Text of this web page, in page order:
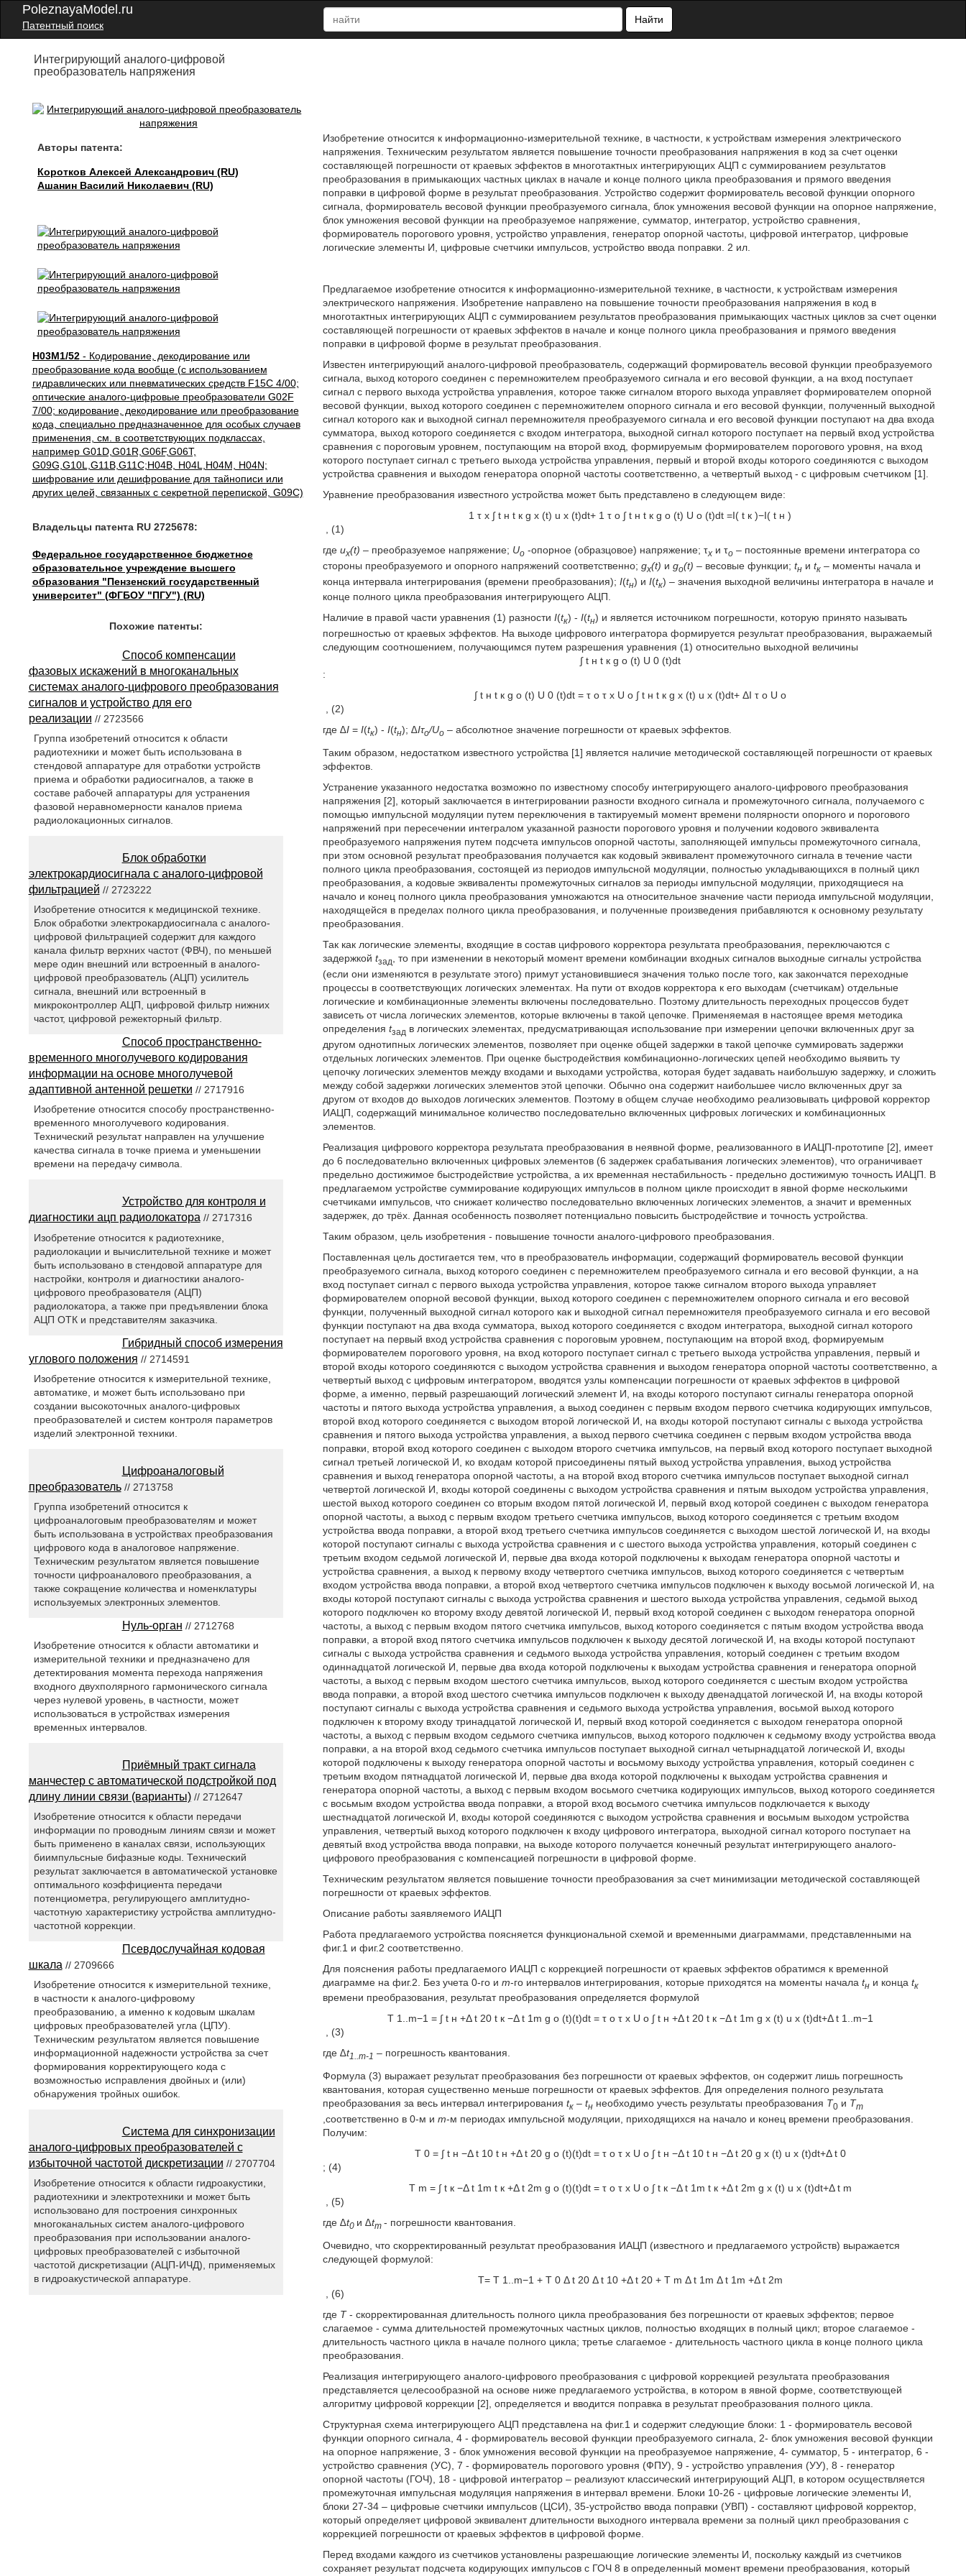
PoleznayaModel.ru
Патентный поиск
Найти
Интегрирующий аналого-цифровой
преобразователь напряжения
Авторы патента:
Коротков Алексей Александрович (RU)
Ашанин Василий Николаевич (RU)
H03M1/52- Кодирование, декодирование или
преобразование кода вообще (с использованием
гидравлических или пневматических средств F15C 4/00;
оптические аналого-цифровые преобразователи G02F
7/00; кодирование, декодирование или преобразование
кода, специально предназначенное для особых случаев
применения, см. в соответствующих подклассах,
например G01D,G01R,G06F,G06T,
G09G,G10L,G11B,G11C;H04B, H04L,H04M, H04N;
шифрование или дешифрование для тайнописи или
других целей, связанных с секретной перепиской, G09C)
Владельцы патента RU 2725678:
Федеральное государственное бюджетное
образовательное учреждение высшего
образования "Пензенский государственный
университет" (ФГБОУ "ПГУ") (RU)
Изобретение относится к информационно-измерительной технике, в частности, к устройствам измерения электрического
напряжения. Техническим результатом является повышение точности преобразования напряжения в код за счет оценки
составляющей погрешности от краевых эффектов в многотактных интегрирующих АЦП с суммированием результатов
преобразования в примыкающих частных циклах в начале и конце полного цикла преобразования и прямого введения
поправки в цифровой форме в результат преобразования. Устройство содержит формирователь весовой функции опорного
сигнала, формирователь весовой функции преобразуемого сигнала, блок умножения весовой функции на опорное напряжение,
блок умножения весовой функции на преобразуемое напряжение, сумматор, интегратор, устройство сравнения,
формирователь порогового уровня, устройство управления, генератор опорной частоты, цифровой интегратор, цифровые
логические элементы И, цифровые счетчики импульсов, устройство ввода поправки. 2 ил.
Предлагаемое изобретение относится к информационно-измерительной технике, в частности, к устройствам измерения
электрического напряжения. Изобретение направлено на повышение точности преобразования напряжения в код в
многотактных интегрирующих АЦП с суммированием результатов преобразования примыкающих частных циклов за счет оценки
составляющей погрешности от краевых эффектов в начале и конце полного цикла преобразования и прямого введения
поправки в цифровой форме в результат преобразования.
Известен интегрирующий аналого-цифровой преобразователь, содержащий формирователь весовой функции преобразуемого
сигнала, выход которого соединен с перемножителем преобразуемого сигнала и его весовой функции, а на вход поступает
сигнал с первого выхода устройства управления, которое также сигналом второго выхода управляет формирователем опорной
весовой функции, выход которого соединен с перемножителем опорного сигнала и его весовой функции, полученный выходной
сигнал которого как и выходной сигнал перемножителя преобразуемого сигнала и его весовой функции поступают на два входа
сумматора, выход которого соединяется с входом интегратора, выходной сигнал которого поступает на первый вход устройства
сравнения с пороговым уровнем, поступающим на второй вход, формируемым формирователем порогового уровня, на вход
которого поступает сигнал с третьего выхода устройства управления, первый и второй входы которого соединяются с выходом
устройства сравнения и выходом генератора опорной частоты соответственно, а четвертый выход - с цифровым счетчиком [1].
Уравнение преобразования известного устройства может быть представлено в следующем виде:
1 τ x ∫ t н t к g x (t) u x (t)dt+ 1 τ o ∫ t н t к g o (t) U o (t)dt =I( t к )−I( t н )
, (1)
гдеux(t)– преобразуемое напряжение; Uo -опорное (образцовое) напряжение; τx и τо – постоянные времени интегратора со
стороны преобразуемого и опорного напряжений соответственно; gx(t) иgo(t) – весовые функции;tн иtк – моменты начала и
конца интервала интегрирования (времени преобразования);I(tн) иI(tк) – значения выходной величины интегратора в начале и
конце полного цикла преобразования интегрирующего АЦП.
Наличие в правой части уравнения (1) разностиI(tк) - I(tн) и является источником погрешности, которую принято называть
погрешностью от краевых эффектов. На выходе цифрового интегратора формируется результат преобразования, выражаемый
следующим соотношением, получающимся путем разрешения уравнения (1) относительно выходной величины
∫ t н t к g o (t) U 0 (t)dt
:
∫ t н t к g o (t) U 0 (t)dt = τ o τ x U o ∫ t н t к g x (t) u x (t)dt+ ΔI τ o U o
, (2)
где∆I = I(tк) - I(tн);∆Iτo/Uo – абсолютное значение погрешности от краевых эффектов.
Таким образом, недостатком известного устройства [1] является наличие методической составляющей погрешности от краевых
эффектов.
Устранение указанного недостатка возможно по известному способу интегрирующего аналого-цифрового преобразования
напряжения [2], который заключается в интегрировании разности входного сигнала и промежуточного сигнала, получаемого с
помощью импульсной модуляции путем переключения в тактируемый момент времени полярности опорного и порогового
напряжений при пересечении интегралом указанной разности порогового уровня и получении кодового эквивалента
преобразуемого напряжения путем подсчета импульсов опорной частоты, заполняющей импульсы промежуточного сигнала,
при этом основной результат преобразования получается как кодовый эквивалент промежуточного сигнала в течение части
полного цикла преобразования, состоящей из периодов импульсной модуляции, полностью укладывающихся в полный цикл
преобразования, а кодовые эквиваленты промежуточных сигналов за периоды импульсной модуляции, приходящиеся на
начало и конец полного цикла преобразования умножаются на относительное значение части периода импульсной модуляции,
находящейся в пределах полного цикла преобразования, и полученные произведения прибавляются к основному результату
преобразования.
Так как логические элементы, входящие в состав цифрового корректора результата преобразования, переключаются с
задержкойtзад
, то при изменении в некоторый момент времени комбинации входных сигналов выходные сигналы устройства
(если они изменяются в результате этого) примут установившиеся значения только после того, как закончатся переходные
процессы в соответствующих логических элементах. На пути от входов корректора к его выходам (счетчикам) отдельные
логические и комбинационные элементы включены последовательно. Поэтому длительность переходных процессов будет
зависеть от числа логических элементов, которые включены в такой цепочке. Применяемая в настоящее время методика
определенияtзад в логических элементах, предусматривающая использование при измерении цепочки включенных друг за
другом однотипных логических элементов, позволяет при оценке общей задержки в такой цепочке суммировать задержки
отдельных логических элементов. При оценке быстродействия комбинационно-логических цепей необходимо выявить ту
цепочку логических элементов между входами и выходами устройства, которая будет задавать наибольшую задержку, и сложить
между собой задержки логических элементов этой цепочки. Обычно она содержит наибольшее число включенных друг за
другом от входов до выходов логических элементов. Поэтому в общем случае необходимо реализовывать цифровой корректор
ИАЦП, содержащий минимальное количество последовательно включенных цифровых логических и комбинационных
элементов.
Реализация цифрового корректора результата преобразования в неявной форме, реализованного в ИАЦП-прототипе [2], имеет
до 6 последовательно включенных цифровых элементов (6 задержек срабатывания логических элементов), что ограничивает
предельно достижимое быстродействие устройства, а их временная нестабильность - предельно достижимую точность ИАЦП. В
предлагаемом устройстве суммирование кодирующих импульсов в полном цикле происходит в явной форме несколькими
счетчиками импульсов, что снижает количество последовательно включенных логических элементов, а значит и временных
задержек, до трёх. Данная особенность позволяет потенциально повысить быстродействие и точность устройства.
Таким образом, цель изобретения - повышение точности аналого-цифрового преобразования.
Поставленная цель достигается тем, что в преобразователь информации, содержащий формирователь весовой функции
преобразуемого сигнала, выход которого соединен с перемножителем преобразуемого сигнала и его весовой функции, а на
вход поступает сигнал с первого выхода устройства управления, которое также сигналом второго выхода управляет
формирователем опорной весовой функции, выход которого соединен с перемножителем опорного сигнала и его весовой
функции, полученный выходной сигнал которого как и выходной сигнал перемножителя преобразуемого сигнала и его весовой
функции поступают на два входа сумматора, выход которого соединяется с входом интегратора, выходной сигнал которого
поступает на первый вход устройства сравнения с пороговым уровнем, поступающим на второй вход, формируемым
формирователем порогового уровня, на вход которого поступает сигнал с третьего выхода устройства управления, первый и
второй входы которого соединяются с выходом устройства сравнения и выходом генератора опорной частоты соответственно, а
четвертый выход с цифровым интегратором, вводятся узлы компенсации погрешности от краевых эффектов в цифровой
форме, а именно, первый разрешающий логический элемент И, на входы которого поступают сигналы генератора опорной
частоты и пятого выхода устройства управления, а выход соединен с первым входом первого счетчика кодирующих импульсов,
второй вход которого соединяется с выходом второй логической И, на входы которой поступают сигналы с выхода устройства
сравнения и пятого выхода устройства управления, а выход первого счетчика соединен с первым входом устройства ввода
поправки, второй вход которого соединен с выходом второго счетчика импульсов, на первый вход которого поступает выходной
сигнал третьей логической И, ко входам которой присоединены пятый выход устройства управления, выход устройства
сравнения и выход генератора опорной частоты, а на второй вход второго счетчика импульсов поступает выходной сигнал
четвертой логической И, входы которой соединены с выходом устройства сравнения и пятым выходом устройства управления,
шестой выход которого соединен со вторым входом пятой логической И, первый вход которой соединен с выходом генератора
опорной частоты, а выход с первым входом третьего счетчика импульсов, выход которого соединяется с третьим входом
устройства ввода поправки, а второй вход третьего счетчика импульсов соединяется с выходом шестой логической И, на входы
которой поступают сигналы с выхода устройства сравнения и с шестого выхода устройства управления, который соединен с
третьим входом седьмой логической И, первые два входа которой подключены к выходам генератора опорной частоты и
устройства сравнения, а выход к первому входу четвертого счетчика импульсов, выход которого соединяется с четвертым
входом устройства ввода поправки, а второй вход четвертого счетчика импульсов подключен к выходу восьмой логической И, на
входы которой поступают сигналы с выхода устройства сравнения и шестого выхода устройства управления, седьмой выход
которого подключен ко второму входу девятой логической И, первый вход которой соединен с выходом генератора опорной
частоты, а выход с первым входом пятого счетчика импульсов, выход которого соединяется с пятым входом устройства ввода
поправки, а второй вход пятого счетчика импульсов подключен к выходу десятой логической И, на входы которой поступают
сигналы с выхода устройства сравнения и седьмого выхода устройства управления, который соединен с третьим входом
одиннадцатой логической И, первые два входа которой подключены к выходам устройства сравнения и генератора опорной
частоты, а выход с первым входом шестого счетчика импульсов, выход которого соединяется с шестым входом устройства
ввода поправки, а второй вход шестого счетчика импульсов подключен к выходу двенадцатой логической И, на входы которой
поступают сигналы с выхода устройства сравнения и седьмого выхода устройства управления, восьмой выход которого
подключен к второму входу тринадцатой логической И, первый вход которой соединяется с выходом генератора опорной
частоты, а выход с первым входом седьмого счетчика импульсов, выход которого подключен к седьмому входу устройства ввода
поправки, а на второй вход седьмого счетчика импульсов поступает выходной сигнал четырнадцатой логической И, входы
которой подключены к выходу генератора опорной частоты и восьмому выходу устройства управления, который соединен с
третьим входом пятнадцатой логической И, первые два входа которой подключены к выходам устройства сравнения и
генератора опорной частоты, а выход с первым входом восьмого счетчика кодирующих импульсов, выход которого соединяется
с восьмым входом устройства ввода поправки, а второй вход восьмого счетчика импульсов подключается к выходу
шестнадцатой логической И, входы которой соединяются с выходом устройства сравнения и восьмым выходом устройства
управления, четвертый выход которого подключен к входу цифрового интегратора, выходной сигнал которого поступает на
девятый вход устройства ввода поправки, на выходе которого получается конечный результат интегрирующего аналого-
цифрового преобразования с компенсацией погрешности в цифровой форме.
Техническим результатом является повышение точности преобразования за счет минимизации методической составляющей
погрешности от краевых эффектов.
Описание работы заявляемого ИАЦП
Работа предлагаемого устройства поясняется функциональной схемой и временными диаграммами, представленными на
фиг.1 и фиг.2 соответственно.
Для пояснения работы предлагаемого ИАЦП с коррекцией погрешности от краевых эффектов обратимся к временной
диаграмме на фиг.2. Без учета 0-го иm-го интервалов интегрирования, которые приходятся на моменты началаtн и концаtк
времени преобразования, результат преобразования определяется формулой
T 1..m−1 = ∫ t н +Δ t 20 t к −Δ t 1m g o (t)(t)dt = τ o τ x U o ∫ t н +Δ t 20 t к −Δ t 1m g x (t) u x (t)dt+Δ t 1..m−1
, (3)
где∆t1..m-1 – погрешность квантования.
Формула (3) выражает результат преобразования без погрешности от краевых эффектов, он содержит лишь погрешность
квантования, которая существенно меньше погрешности от краевых эффектов. Для определения полного результата
преобразования за весь интервал интегрированияtк – tн необходимо учесть результаты преобразования T0 и Tm
,соответственно в 0-м иm-м периодах импульсной модуляции, приходящихся на начало и конец времени преобразования.
Получим:
T 0 = ∫ t н −Δ t 10 t н +Δ t 20 g o (t)(t)dt = τ o τ x U o ∫ t н −Δ t 10 t н −Δ t 20 g x (t) u x (t)dt+Δ t 0
; (4)
T m = ∫ t к −Δ t 1 m t к +Δ t 2m g o (t)(t)dt = τ o τ x U o ∫ t к −Δ t 1 m t к +Δ t 2m g x (t) u x (t)dt+Δ t m
, (5)
где∆t0 и∆tm - погрешности квантования.
Очевидно, что скорректированный результат преобразования ИАЦП (известного и предлагаемого устройств) выражается
следующей формулой:
T= T 1.. m−1 + T 0 Δ t 20 Δ t 10 +Δ t 20 + T m Δ t 1 m Δ t 1 m +Δ t 2m
, (6)
где T- скорректированная длительность полного цикла преобразования без погрешности от краевых эффектов; первое
слагаемое - сумма длительностей промежуточных частных циклов, полностью входящих в полный цикл; второе слагаемое -
длительность частного цикла в начале полного цикла; третье слагаемое - длительность частного цикла в конце полного цикла
преобразования.
Реализация интегрирующего аналого-цифрового преобразования с цифровой коррекцией результата преобразования
представляется целесообразной на основе ниже предлагаемого устройства, в котором в явной форме, соответствующей
алгоритму цифровой коррекции [2], определяется и вводится поправка в результат преобразования полного цикла.
Структурная схема интегрирующего АЦП представлена на фиг.1 и содержит следующие блоки: 1 - формирователь весовой
функции опорного сигнала, 4 - формирователь весовой функции преобразуемого сигнала, 2- блок умножения весовой функции
на опорное напряжение, 3 - блок умножения весовой функции на преобразуемое напряжение, 4- сумматор, 5 - интегратор, 6 -
устройство сравнения (УС), 7 - формирователь порогового уровня (ФПУ), 9 - устройство управления (УУ), 8 - генератор
опорной частоты (ГОЧ), 18 - цифровой интегратор – реализуют классический интегрирующий АЦП, в котором осуществляется
промежуточная импульсная модуляция напряжения в интервал времени. Блоки 10-26 - цифровые логические элементы И,
блоки 27-34 – цифровые счетчики импульсов (ЦСИ), 35-устройство ввода поправки (УВП) - составляют цифровой корректор,
который определяет цифровой эквивалент длительности выходного интервала времени за полный цикл преобразования с
коррекцией погрешности от краевых эффектов в цифровой форме.
Перед входами каждого из счетчиков установлены разрешающие логические элементы И, поскольку каждый из счетчиков
сохраняет результат подсчета кодирующих импульсов с ГОЧ 8 в определенный момент времени преобразования, который
Похожие патенты:
Способ компенсации
фазовых искажений в многоканальных
системах аналого-цифрового преобразования
сигналов и устройство для его
реализации // 2723566
Группа изобретений относится к области
радиотехники и может быть использована в
стендовой аппаратуре для отработки устройств
приема и обработки радиосигналов, а также в
составе рабочей аппаратуры для устранения
фазовой неравномерности каналов приема
радиолокационных сигналов.
Блок обработки
электрокардиосигнала с аналого-цифровой
фильтрацией // 2723222
Изобретение относится к медицинской технике.
Блок обработки электрокардиосигнала с аналого-
цифровой фильтрацией содержит для каждого
канала фильтр верхних частот (ФВЧ), по меньшей
мере один внешний или встроенный в аналого-
цифровой преобразователь (АЦП) усилитель
сигнала, внешний или встроенный в
микроконтроллер АЦП, цифровой фильтр нижних
частот, цифровой режекторный фильтр.
Способ пространственно-
временного многолучевого кодирования
информации на основе многолучевой
адаптивной антенной решетки // 2717916
Изобретение относится способу пространственно-
временного многолучевого кодирования.
Технический результат направлен на улучшение
качества сигнала в точке приема и уменьшении
времени на передачу символа.
Устройство для контроля и
диагностики ацп радиолокатора// 2717316
Изобретение относится к радиотехнике,
радиолокации и вычислительной технике и может
быть использовано в стендовой аппаратуре для
настройки, контроля и диагностики аналого-
цифрового преобразователя (АЦП)
радиолокатора, а также при предъявлении блока
АЦП ОТК и представителям заказчика.
Гибридный способ измерения
углового положения // 2714591
Изобретение относится к измерительной технике,
автоматике, и может быть использовано при
создании высокоточных аналого-цифровых
преобразователей и систем контроля параметров
изделий электронной техники.
Цифроаналоговый
преобразователь// 2713758
Группа изобретений относится к
цифроаналоговым преобразователям и может
быть использована в устройствах преобразования
цифрового кода в аналоговое напряжение.
Техническим результатом является повышение
точности цифроаналового преобразования, а
также сокращение количества и номенклатуры
используемых электронных элементов.
Нуль-орган // 2712768
Изобретение относится к области автоматики и
измерительной техники и предназначено для
детектирования момента перехода напряжения
входного двухполярного гармонического сигнала
через нулевой уровень, в частности, может
использоваться в устройствах измерения
временных интервалов.
Приёмный тракт сигнала
манчестер с автоматической подстройкой под
длину линии связи (варианты)// 2712647
Изобретение относится к области передачи
информации по проводным линиям связи и может
быть применено в каналах связи, использующих
биимпульсные бифазные коды. Технический
результат заключается в автоматической установке
оптимального коэффициента передачи
потенциометра, регулирующего амплитудно-
частотную характеристику устройства амплитудно-
частотной коррекции.
Псевдослучайная кодовая
шкала// 2709666
Изобретение относится к измерительной технике,
в частности к аналого-цифровому
преобразованию, а именно к кодовым шкалам
цифровых преобразователей угла (ЦПУ).
Техническим результатом является повышение
информационной надежности устройства за счет
формирования корректирующего кода с
возможностью исправления двойных и (или)
обнаружения тройных ошибок.
Система для синхронизации
аналого-цифровых преобразователей с
избыточной частотой дискретизации // 2707704
Изобретение относится к области гидроакустики,
радиотехники и электротехники и может быть
использовано для построения синхронных
многоканальных систем аналого-цифрового
преобразования при использовании аналого-
цифровых преобразователей с избыточной
частотой дискретизации (АЦП-ИЧД), применяемых
в гидроакустической аппаратуре.